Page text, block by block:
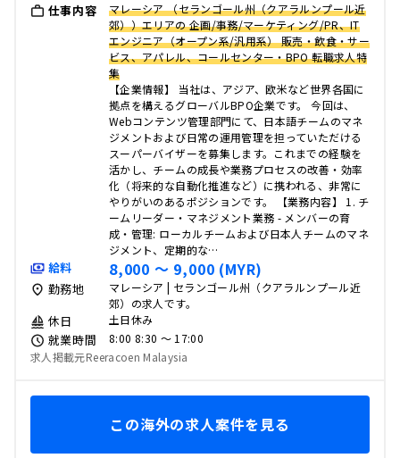
仕事内容
マレーシア （セランゴール州（クアラルンプール近
郊））エリアの 企画/事務/マーケティング/PR、IT
エンジニア（オープン系/汎用系） 販売・飲食・サー
ビス、アパレル、コールセンター・BPO 転職求人特
集
【企業情報】 当社は、アジア、欧米など世界各国に
拠点を構えるグローバルBPO企業です。 今回は、
Webコンテンツ管理部門にて、日本語チームのマネ
ジメントおよび日常の運用管理を担っていただける
スーパーバイザーを募集します。これまでの経験を
活かし、チームの成長や業務プロセスの改善・効率
化（将来的な自動化推進など）に携われる、非常に
やりがいのあるポジションです。 【業務内容】 1. チ
ームリーダー・マネジメント業務 - メンバーの育
成・管理: ローカルチームおよび日本人チームのマネ
ジメント、定期的な…
給料 8,000 〜 9,000 (MYR)
勤務地
マレーシア | セランゴール州（クアラルンプール近
郊）の求人です。
休日 土日休み
就業時間
8:00 8:30 〜 17:00
求人掲載元Reeracoen Malaysia
この海外の求人案件を見る